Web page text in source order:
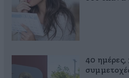
40 ημέρες,